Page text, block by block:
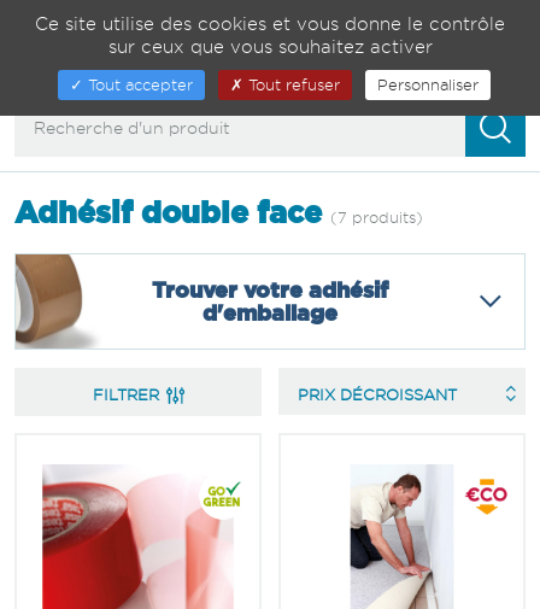
04 75 82 01 23
Afficher/masquer
navigation
Adhésif double face (7 produits)
Trouver votre adhésif
d'emballage
FILTRER
Ce site utilise des cookies et vous donne le contrôle
sur ceux que vous souhaitez activer
Tout accepter Tout refuser Personnaliser